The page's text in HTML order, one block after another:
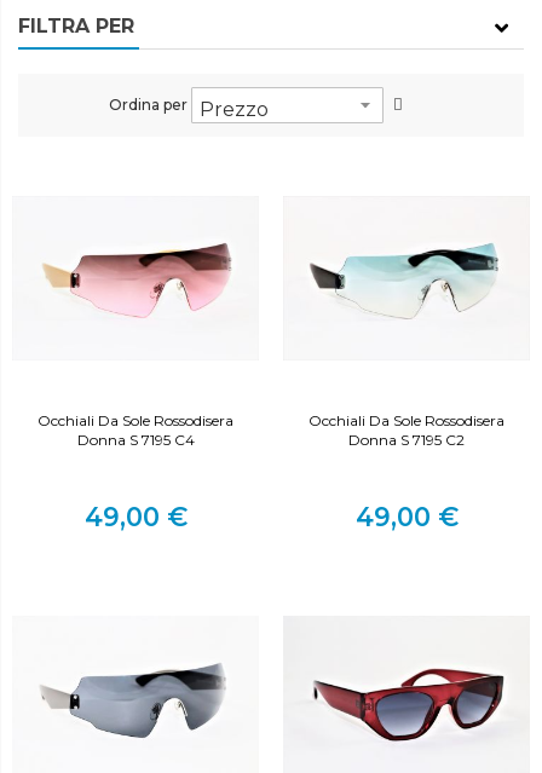
Ordina per
Occhiali Da Sole Rossodisera
Donna S 7195 C4
49,00 €
Occhiali Da Sole Rossodisera
Donna S 7195 C2
49,00 €
FILTRA PER